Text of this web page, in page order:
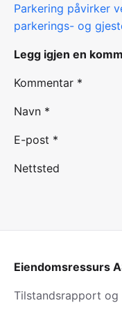
Parkering påvirker
parkerings- og
Legg igjen en
Kommentar *
Navn *
E-post *
Nettsted
Eiendomsressurs
Tilstandsrapport og